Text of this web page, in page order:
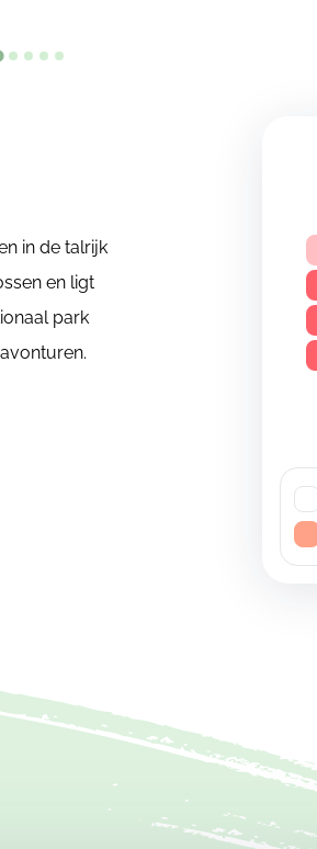
in de talrijk
en ligt
park